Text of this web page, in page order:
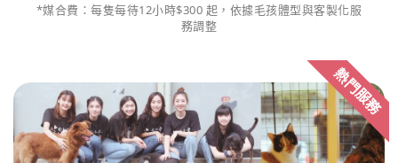
*媒合費：每隻每待12小時$300 起，依據毛孩體型與客製化服
務調整
熱門服務